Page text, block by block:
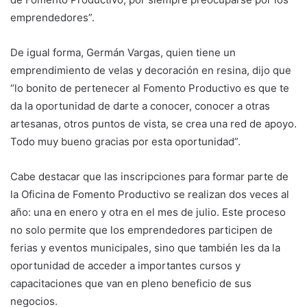
emprendedores”.
De igual forma, Germán Vargas, quien tiene un
emprendimiento de velas y decoración en resina, dijo que
“lo bonito de pertenecer al Fomento Productivo es que te
da la oportunidad de darte a conocer, conocer a otras
artesanas, otros puntos de vista, se crea una red de apoyo.
Todo muy bueno gracias por esta oportunidad”.
Cabe destacar que las inscripciones para formar parte de
la Oficina de Fomento Productivo se realizan dos veces al
año: una en enero y otra en el mes de julio. Este proceso
no solo permite que los emprendedores participen de
ferias y eventos municipales, sino que también les da la
oportunidad de acceder a importantes cursos y
capacitaciones que van en pleno beneficio de sus
negocios.